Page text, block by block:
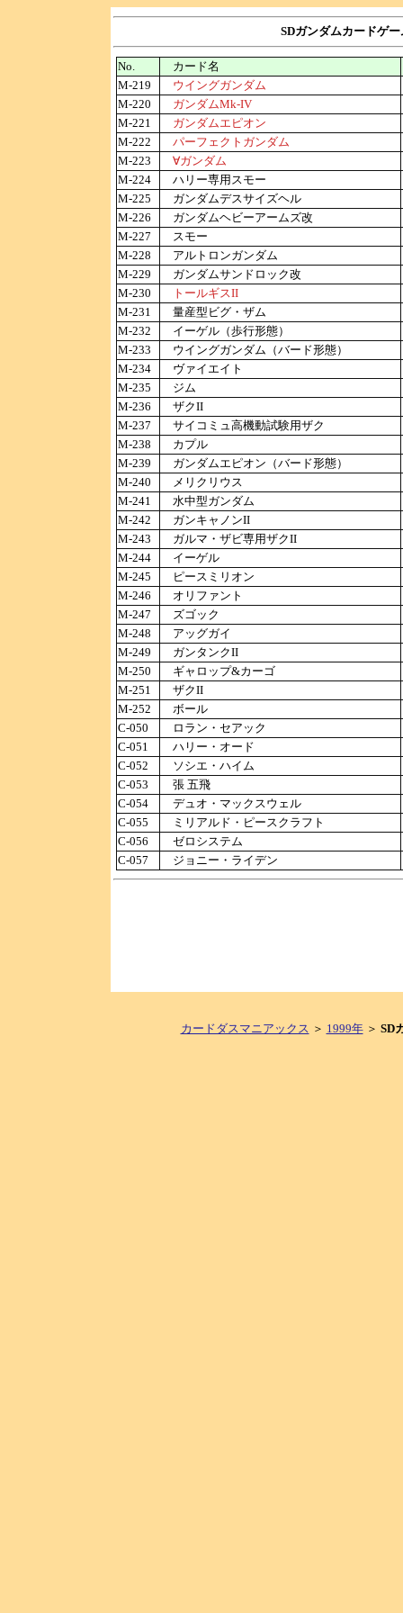
SDガンダムカードゲ
No. カード名
M-219
ウイングガンダム
M-220
ガンダムMk-IV
M-221
ガンダムエピオン
M-222
パーフェクトガンダム
M-223
∀ガンダム
M-224
ハリー専用スモー
M-225
ガンダムデスサイズヘル
M-226
ガンダムヘビーアームズ改
M-227
スモー
M-228
アルトロンガンダム
M-229
ガンダムサンドロック改
M-230
トールギスII
M-231
量産型ビグ・ザム
M-232
イーゲル（歩行形態）
M-233
ウイングガンダム（バード形態）
M-234
ヴァイエイト
M-235
ジム
M-236
ザクII
M-237
サイコミュ高機動試験用ザク
M-238
カプル
M-239
ガンダムエピオン（バード形態）
M-240
メリクリウス
M-241
水中型ガンダム
M-242
ガンキャノンII
M-243
ガルマ・ザビ専用ザクII
M-244
イーゲル
M-245
ピースミリオン
M-246
オリファント
M-247
ズゴック
M-248
アッグガイ
M-249
ガンタンクII
M-250
ギャロップ&カーゴ
M-251
ザクII
M-252
ボール
C-050
ロラン・セアック
C-051
ハリー・オード
C-052
ソシエ・ハイム
C-053
張 五飛
C-054
デュオ・マックスウェル
C-055
ミリアルド・ピースクラフト
C-056
ゼロシステム
C-057
ジョニー・ライデン
カードダスマニアックス ＞ 1999年＞ SD